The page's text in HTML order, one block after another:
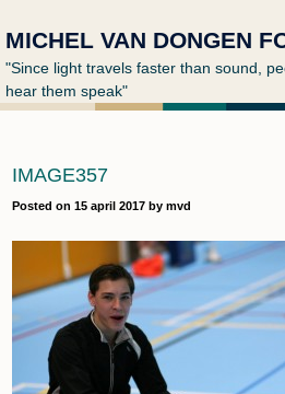
MICHEL VAN DONGEN
"Since light travels faster than sound,
hear them speak"
IMAGE357
Posted on 15 april 2017by mvd